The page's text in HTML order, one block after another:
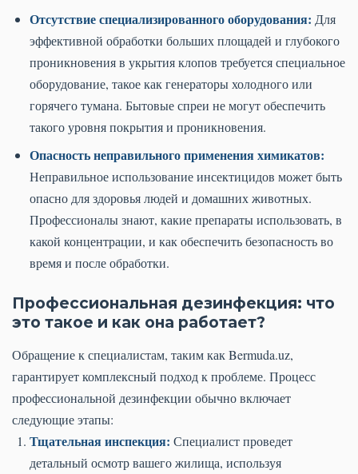
Отсутствие специализированного оборудования: Для
эффективной обработки больших площадей и глубокого
проникновения в укрытия клопов требуется специальное
оборудование, такое как генераторы холодного или
горячего тумана. Бытовые спреи не могут обеспечить
такого уровня покрытия и проникновения.
Опасность неправильного применения химикатов:
Неправильное использование инсектицидов может быть
опасно для здоровья людей и домашних животных.
Профессионалы знают, какие препараты использовать, в
какой концентрации, и как обеспечить безопасность во
время и после обработки.
Профессиональная дезинфекция: что
это такое и как она работает?
Обращение к специалистам, таким как Bermuda.uz,
гарантирует комплексный подход к проблеме. Процесс
профессиональной дезинфекции обычно включает
следующие этапы:
Тщательная инспекция: Специалист проведет
детальный осмотр вашего жилища, используя